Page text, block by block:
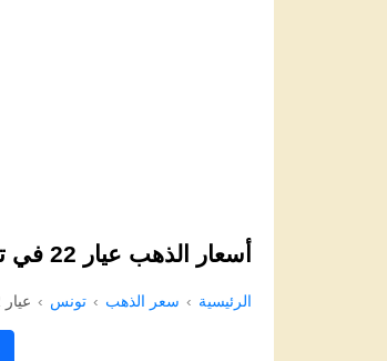
أسعار الذهب عيار 22 في تونس اليوم
الرئيسية سعر الذهب تونس عيار 22